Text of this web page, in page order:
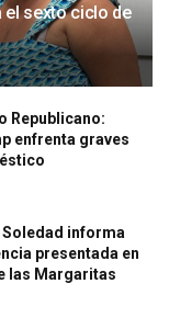
el sexto ciclo de
Republicano:
enfrenta graves
informa
presentada en
las Margaritas